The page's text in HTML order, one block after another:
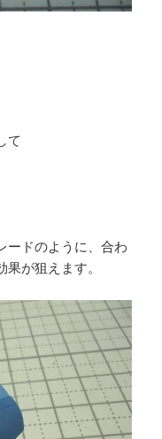
て
ードのように、合わ
が狙えます。